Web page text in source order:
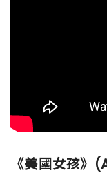
《美國女孩